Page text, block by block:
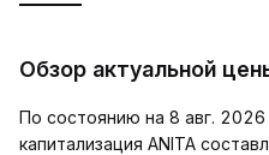
Обзор актуальной
По состоянию на 8 авг.
капитализация ANITA